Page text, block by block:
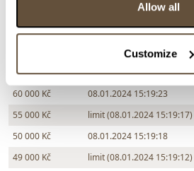
Allow all
Customize
08.01.2024 15:19:32
75 000 Kč
limit (08.01.2024 15:19:28)
08.01.2024 15:19:29
65 000 Kč
limit (08.01.2024 15:19:22)
60 000 Kč
08.01.2024 15:19:23
55 000 Kč
limit (08.01.2024 15:19:17)
50 000 Kč
08.01.2024 15:19:18
49 000 Kč
limit (08.01.2024 15:19:12)